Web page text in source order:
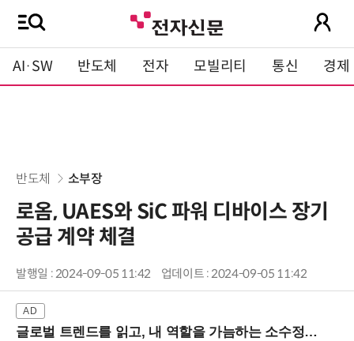
AI·SW 반도체 전자 모빌리티 통신 경제
반도체 소부장
로옴, UAES와 SiC 파워 디바이스 장기
공급 계약 체결
발행일 : 2024-09-05 11:42 업데이트 : 2024-09-05 11:42
글로벌 트렌드를 읽고, 내 역할을 가늠하는 소수정예 실습 워크숍 (8/28 신논현역)